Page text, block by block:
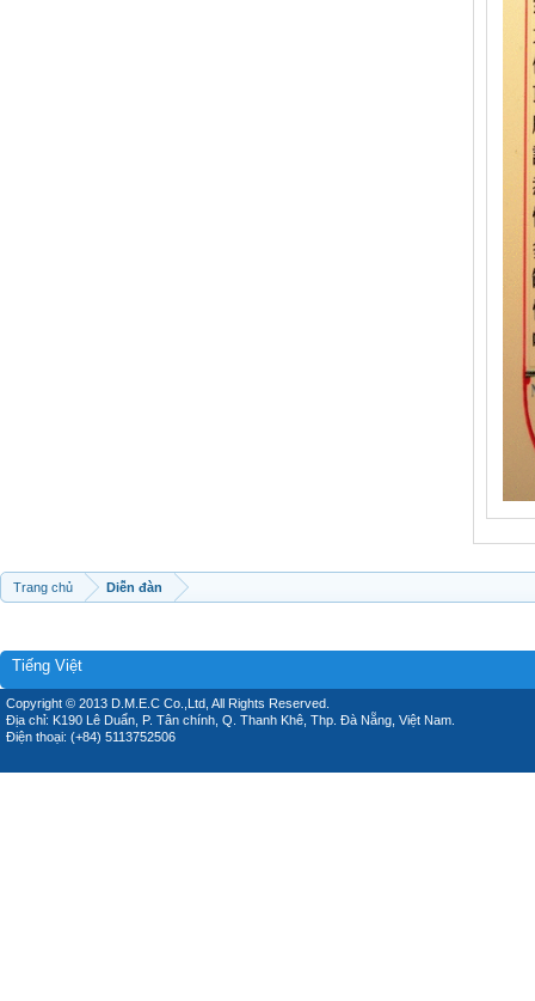
Trang chủ Diễn đàn
Tiếng Việt
Copyright © 2013 D.M.E.C Co.,Ltd, All Rights Reserved.
Địa chỉ: K190 Lê Duẩn, P. Tân chính, Q. Thanh Khê, Thp. Đà Nẵng, Việt Nam.
Điện thoại: (+84) 5113752506